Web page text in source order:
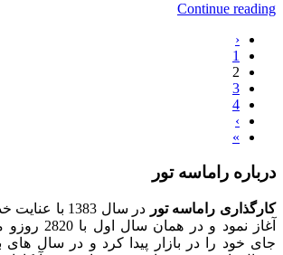
Continue reading
‹
1
2
3
4
›
»
درباره راماسه تور
کارگذاری راماسه تور
در سال 1383 با
آغاز نمود و در
جای خود را در بازار پیدا کرد و در سال های